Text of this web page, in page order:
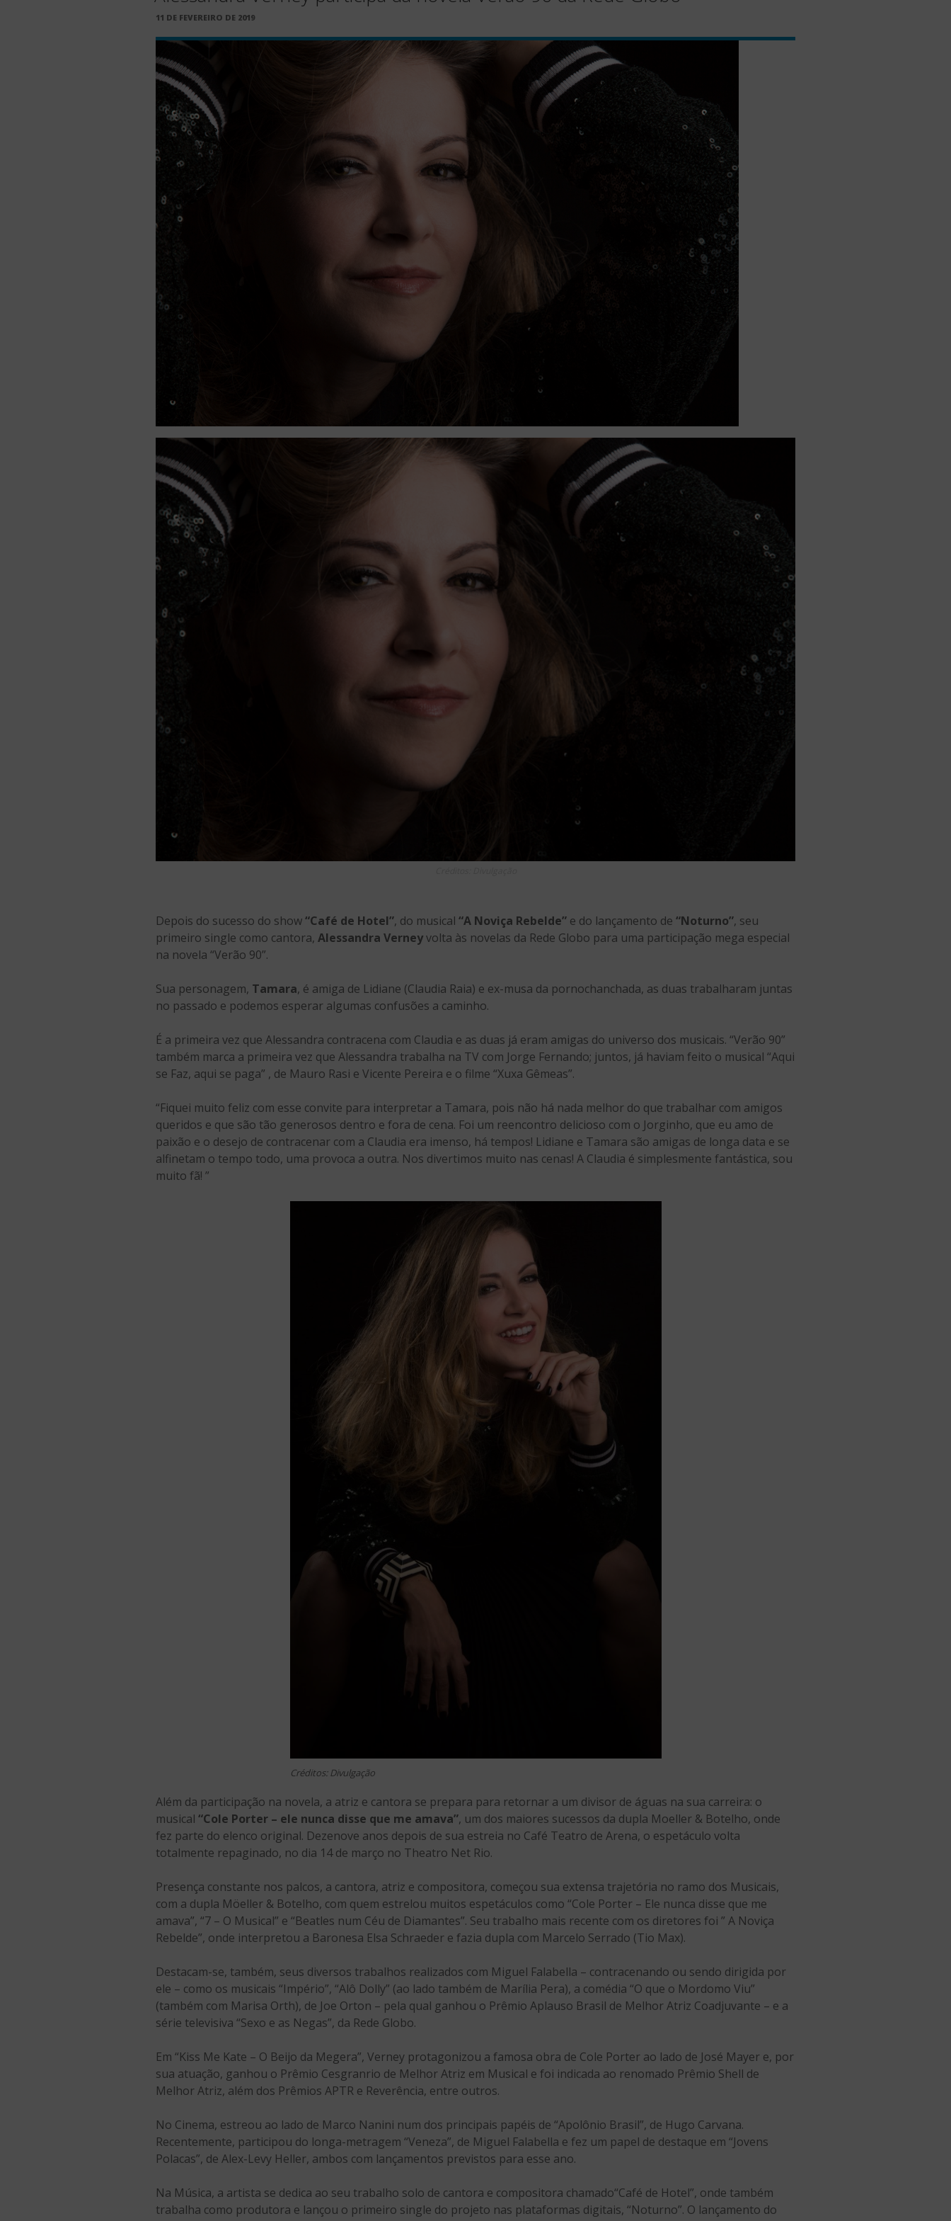
PUBLICADO
11 DE FEVEREIRO DE 2019
Depois do sucesso do show“Café de Hotel”, do musical “A Noviça Rebelde” e do lançamento de “Noturno”, seu
primeiro single como cantora, Alessandra Verneyvolta às novelas da Rede Globo para uma participação mega especial
na novela “Verão 90”.
Sua personagem, Tamara, é amiga de Lidiane (Claudia Raia) e ex-musa da pornochanchada, as duas trabalharam juntas
no passado e podemos esperar algumas confusões a caminho.
É a primeira vez que Alessandra contracena com Claudia e as duas já eram amigas do universo dos musicais. “Verão 90”
também marca a primeira vez que Alessandra trabalha na TV com Jorge Fernando; juntos, já haviam feito o musical “Aqui
se Faz, aqui se paga” , de Mauro Rasi e Vicente Pereira e o filme “Xuxa Gêmeas”.
“Fiquei muito feliz com esse convite para interpretar a Tamara, pois não há nada melhor do que trabalhar com amigos
queridos e que são tão generosos dentro e fora de cena. Foi um reencontro delicioso com o Jorginho, que eu amo de
paixão e o desejo de contracenar com a Claudia era imenso, há tempos! Lidiane e Tamara são amigas de longa data e se
alfinetam o tempo todo, uma provoca a outra. Nos divertimos muito nas cenas! A Claudia é simplesmente fantástica, sou
muito fã! ”
Créditos: Divulgação
Além da participação na novela, a atriz e cantora se prepara para retornar a um divisor de águas na sua carreira: o
musical “Cole Porter – ele nunca disse que me amava”, um dos maiores sucessos da dupla Moeller & Botelho, onde
fez parte do elenco original. Dezenove anos depois de sua estreia no Café Teatro de Arena, o espetáculo volta
totalmente repaginado, no dia 14 de março no Theatro Net Rio.
Presença constante nos palcos, a cantora, atriz e compositora, começou sua extensa trajetória no ramo dos Musicais,
com a dupla Möeller & Botelho, com quem estrelou muitos espetáculos como “Cole Porter – Ele nunca disse que me
amava”, “7 – O Musical” e “Beatles num Céu de Diamantes”. Seu trabalho mais recente com os diretores foi ” A Noviça
Rebelde”, onde interpretou a Baronesa Elsa Schraeder e fazia dupla com Marcelo Serrado (Tio Max).
Destacam-se, também, seus diversos trabalhos realizados com Miguel Falabella – contracenando ou sendo dirigida por
ele – como os musicais “Império”, “Alô Dolly” (ao lado também de Marília Pera), a comédia “O que o Mordomo Viu”
(também com Marisa Orth), de Joe Orton – pela qual ganhou o Prêmio Aplauso Brasil de Melhor Atriz Coadjuvante – e a
série televisiva “Sexo e as Negas”, da Rede Globo.
Em “Kiss Me Kate – O Beijo da Megera”, Verney protagonizou a famosa obra de Cole Porter ao lado de José Mayer e, por
sua atuação, ganhou o Prêmio Cesgranrio de Melhor Atriz em Musical e foi indicada ao renomado Prêmio Shell de
Melhor Atriz, além dos Prêmios APTR e Reverência, entre outros.
No Cinema, estreou ao lado de Marco Nanini num dos principais papéis de “Apolônio Brasil”, de Hugo Carvana.
Recentemente, participou do longa-metragem “Veneza”, de Miguel Falabella e fez um papel de destaque em “Jovens
Polacas”, de Alex-Levy Heller, ambos com lançamentos previstos para esse ano.
Na Música, a artista se dedica ao seu trabalho solo de cantora e compositora chamado“Café de Hotel”, onde também
trabalha como produtora e lançou o primeiro single do projeto nas plataformas digitais, “Noturno”. O lançamento do